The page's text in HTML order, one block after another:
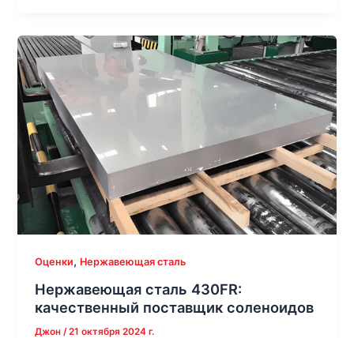
Оценки, Нержавеющая сталь
Нержавеющая сталь 430FR:
качественный поставщик соленоидов
Джон /21 октября 2024 г.